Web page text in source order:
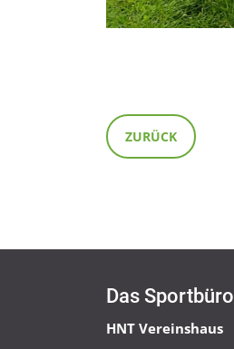
ZURÜCK
Das Sportbüro
HNT Vereinshaus